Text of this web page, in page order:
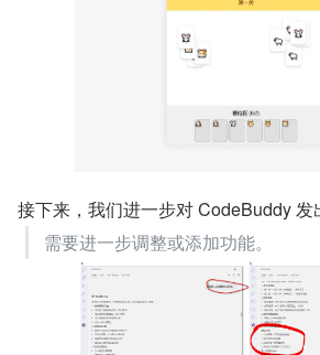
接下来，我们进一步对 CodeBuddy 发
需要进一步调整或添加功能。